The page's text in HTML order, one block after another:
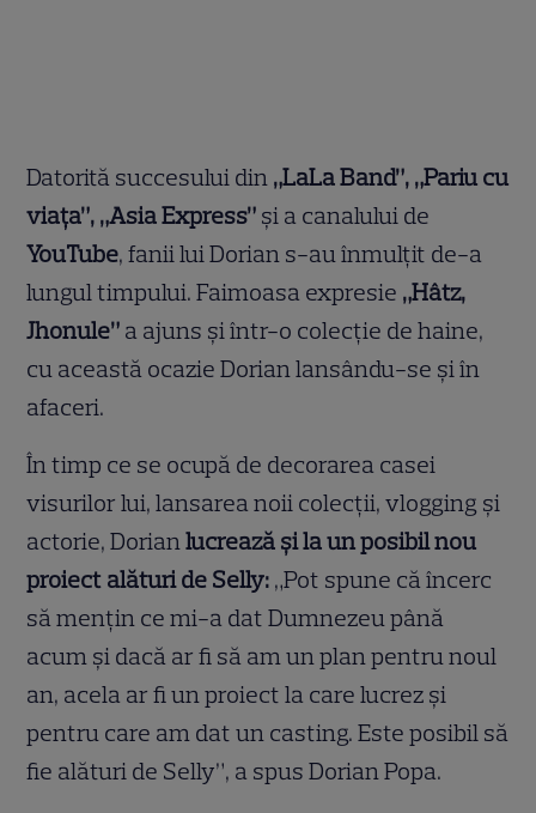
Datorită succesului din „LaLa Band”, „Pariu cu
viața”, „Asia Express” și a canalului de
YouTube, fanii lui Dorian s-au înmulțit de-a
lungul timpului. Faimoasa expresie „Hâtz,
Jhonule” a ajuns și într-o colecție de haine,
cu această ocazie Dorian lansându-se și în
afaceri.
În timp ce se ocupă de decorarea casei
visurilor lui, lansarea noii colecții, vlogging și
actorie, Dorianlucrează și la un posibil nou
proiect alături de Selly: „Pot spune că încerc
să mențin ce mi-a dat Dumnezeu până
acum și dacă ar fi să am un plan pentru noul
an, acela ar fi un proiect la care lucrez și
pentru care am dat un casting. Este posibil să
fie alături de Selly”, a spus Dorian Popa.